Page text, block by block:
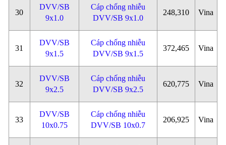
30
DVV/SB
9x1.0
Cáp chống nhiễu
DVV/SB 9x1.0
248,310 Vina
31
DVV/SB
9x1.5
Cáp chống nhiễu
DVV/SB 9x1.5
372,465 Vina
32
DVV/SB
9x2.5
Cáp chống nhiễu
DVV/SB 9x2.5
620,775 Vina
33
DVV/SB
10x0.75
Cáp chống nhiễu
DVV/SB 10x0.7
206,925 Vina